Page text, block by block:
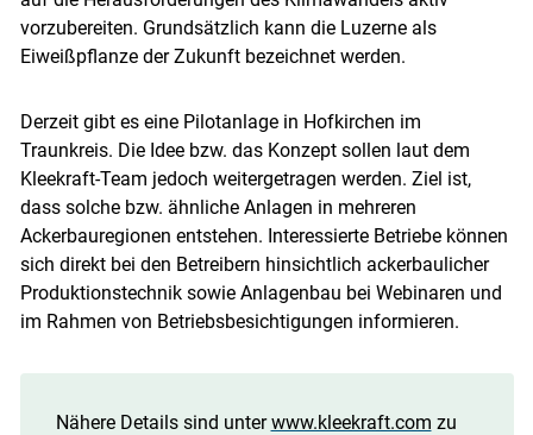
vorzubereiten. Grundsätzlich kann die Luzerne als
Eiweißpflanze der Zukunft bezeichnet werden.
Derzeit gibt es eine Pilotanlage in Hofkirchen im
Traunkreis. Die Idee bzw. das Konzept sollen laut dem
Kleekraft-Team jedoch weitergetragen werden. Ziel ist,
dass solche bzw. ähnliche Anlagen in mehreren
Ackerbauregionen entstehen. Interessierte Betriebe können
sich direkt bei den Betreibern hinsichtlich ackerbaulicher
Produktionstechnik sowie Anlagenbau bei Webinaren und
im Rahmen von Betriebsbesichtigungen informieren.
Nähere Details sind unterwww.kleekraft.com zu